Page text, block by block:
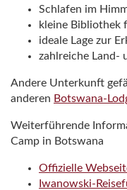
Schlafen im
kleine Bibliothek
ideale Lage zur
zahlreiche Land-
Andere Unterkunft
anderen Botswana-
Weiterführende
Camp in Botswana
Offizielle
Iwanowski-